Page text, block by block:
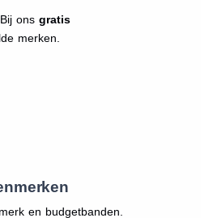
ons gratis
merken.
en budgetbanden.